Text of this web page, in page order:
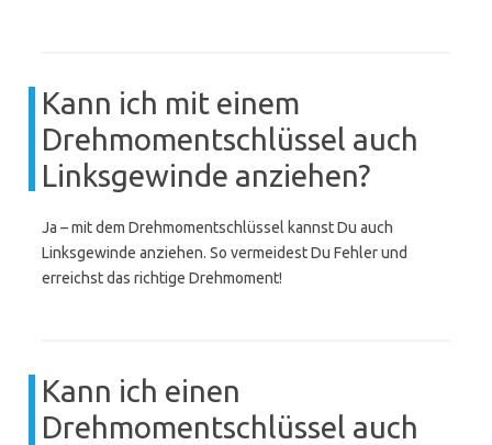
Kann ich mit einem
Drehmomentschlüssel auch
Linksgewinde anziehen?
Ja – mit dem Drehmomentschlüssel kannst Du auch
Linksgewinde anziehen. So vermeidest Du Fehler und
erreichst das richtige Drehmoment!
Kann ich einen
Drehmomentschlüssel auch